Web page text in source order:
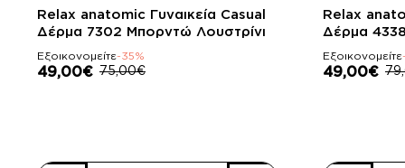
-35%
Relax anatomic Γυναικεία Casual
Δέρμα 7302 Mπορντώ Λουστρίνι
Εξοικονομείτε-35%
49,00€ 75,00€
-38%
Relax
Δέρμα
Εξοικονομείτε
49,00€